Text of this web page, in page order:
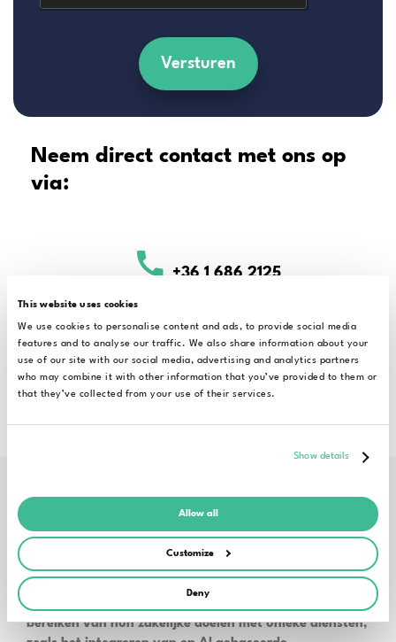
This website uses cookies
We use cookies to personalise content and ads, to provide social media
features and to analyse our traffic. We also share information about your
use of our site with our social media, advertising and analytics partners
who may combine it with other information that you’ve provided to them or
that they’ve collected from your use of their services.
Show details
Allow all
Customize
Deny
Versturen
Neem direct contact met ons op
via:
+36 1 686 2125
support@alrite.io
Als innovatief technologiebedrijf richt Régens zich op
het leveren van kunstmatige intelligentie en de beste
oplossingen. We ondersteunen onze klanten bij het
bereiken van hun zakelijke doelen met unieke diensten,